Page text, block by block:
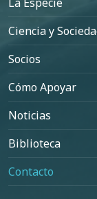
Ciencia y
Socios
Cómo Apoyar
Noticias
Biblioteca
Contacto